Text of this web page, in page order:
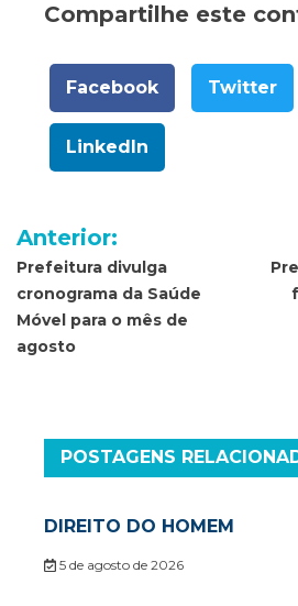
Compartilhe este
Facebook Twitter
LinkedIn
Navegação
de
Post
Anterior:
Prefeitura divulga
cronograma da Saúde
Móvel para o mês de
agosto
POSTAGENS
DIREITO DO HOMEM
5 de agosto de 2026